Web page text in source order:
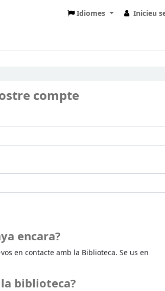
Idiomes Inicieu
compte
encara?
en contacte amb la Biblioteca. Se us en
biblioteca?